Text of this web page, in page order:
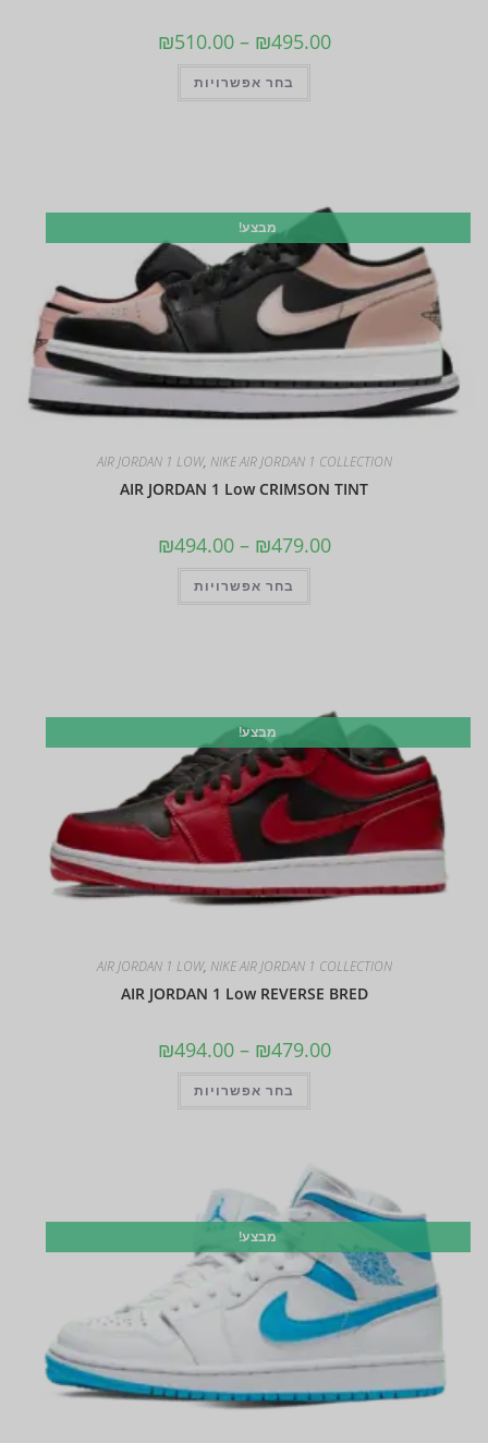
₪495.00
–
₪510.00
בחר אפשרויות
מבצע!
AIR JORDAN 1 LOW, NIKE AIR JORDAN 1 COLLECTION
AIR JORDAN 1 Low CRIMSON TINT
₪479.00
–
₪494.00
בחר אפשרויות
מבצע!
AIR JORDAN 1 LOW, NIKE AIR JORDAN 1 COLLECTION
AIR JORDAN 1 Low REVERSE BRED
₪479.00
–
₪494.00
בחר אפשרויות
מבצע!